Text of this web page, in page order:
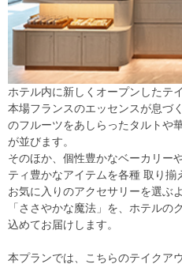
ホテル内に新しくオープンしたテ
本場フランスのエッセンスが息づ
のフルーツをあしらったタルトや
が並びます。
そのほか、個性豊かなベーカリー
ティ豊かなアイテムを各種 取り揃
お気に入りのアクセサリーを選
「ささやかな魔法」を、ホテルの
込めてお届けします。
本プランでは、こちらのテイクア